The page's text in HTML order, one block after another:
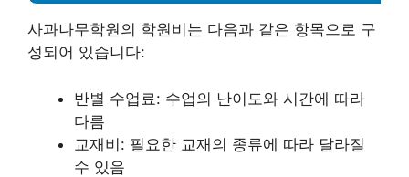
사과나무학원의 학원비는 다음과 같은 항목으로 구
성되어 있습니다:
반별 수업료: 수업의 난이도와 시간에 따라
다름
교재비: 필요한 교재의 종류에 따라 달라질
수 있음